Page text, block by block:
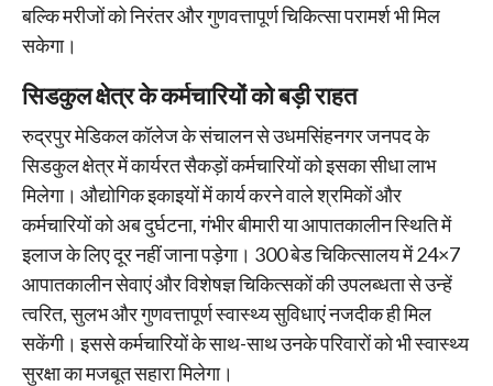
बल्कि मरीजों को निरंतर और गुणवत्तापूर्ण चिकित्सा परामर्श भी मिल
सकेगा।
सिडकुल क्षेत्र के कर्मचारियों को बड़ी राहत
रुद्रपुर मेडिकल कॉलेज के संचालन से उधमसिंहनगर जनपद के
सिडकुल क्षेत्र में कार्यरत सैकड़ों कर्मचारियों को इसका सीधा लाभ
मिलेगा। औद्योगिक इकाइयों में कार्य करने वाले श्रमिकों और
कर्मचारियों को अब दुर्घटना, गंभीर बीमारी या आपातकालीन स्थिति में
इलाज के लिए दूर नहीं जाना पड़ेगा। 300 बेड चिकित्सालय में 24×7
आपातकालीन सेवाएं और विशेषज्ञ चिकित्सकों की उपलब्धता से उन्हें
त्वरित, सुलभ और गुणवत्तापूर्ण स्वास्थ्य सुविधाएं नजदीक ही मिल
सकेंगी। इससे कर्मचारियों के साथ-साथ उनके परिवारों को भी स्वास्थ्य
सुरक्षा का मजबूत सहारा मिलेगा।